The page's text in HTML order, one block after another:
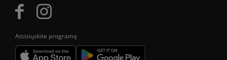
Atsisiųskite programą